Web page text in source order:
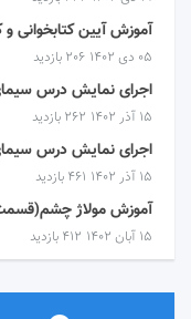
آموزش آیین کتابخوانی
۰۵ دی ۱۴۰۲ 206 بازدید
اجرای نمایش درس
۱۵ آذر ۱۴۰۲ 262 بازدید
اجرای نمایش درس
۱۵ آذر ۱۴۰۲ 461 بازدید
آموزش مولاژ
۱۵ آبان ۱۴۰۲ 412 بازدید